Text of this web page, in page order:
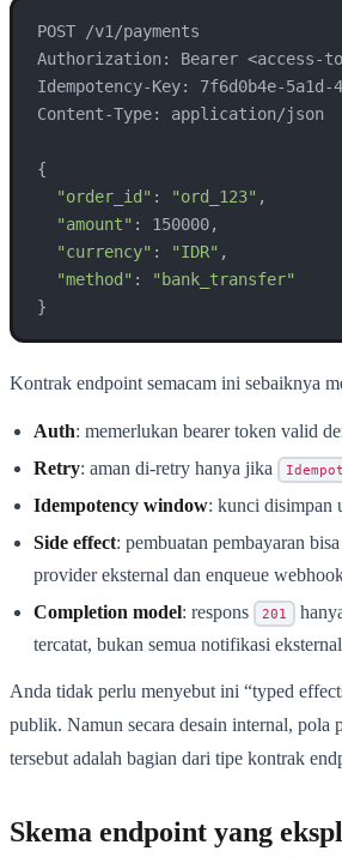
POST /v1/payments
Authorization: Bearer <access-
Idempotency-Key: 7f6d0b4e-5a1d-
Content-Type: application/json
{
"order_id" : "ord_123" ,
"amount" : 150000,
"currency" : "IDR" ,
"method" :
"bank_transfer"
}
Kontrak endpoint semacam ini sebaiknya
Auth: memerlukan bearer token valid
Retry: aman di-retry hanya jika
Idempotency window: kunci disimpan
Side effect: pembuatan pembayaran
provider eksternal dan enqueue
Completion model: respons 201
tercatat, bukan semua notifikasi
Anda tidak perlu menyebut ini “typed
publik. Namun secara desain internal, pola
tersebut adalah bagian dari tipe kontrak
Skema endpoint yang